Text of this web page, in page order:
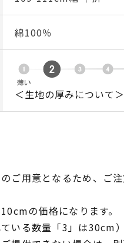
綿100％
＜生地の厚みについて
ご用意となるため、ご
の価格になります。
いる数量「3」は30cm）